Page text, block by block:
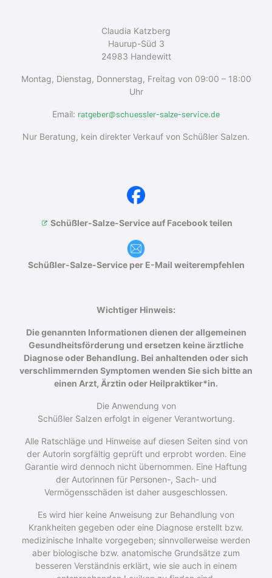
Claudia Katzberg
Haurup-Süd 3
24983 Handewitt
Montag, Dienstag, Donnerstag, Freitag von 09:00 – 18:00
Uhr
Email: ratgeber@schuessler-salze-service.de
Nur Beratung, kein direkter Verkauf von Schüßler Salzen.
Schüßler-Salze-Service auf Facebook teilen
Schüßler-Salze-Service per E-Mail weiterempfehlen
Wichtiger Hinweis:
Die genannten Informationen dienen der allgemeinen
Gesundheitsförderung und ersetzen keine ärztliche
Diagnose oder Behandlung. Bei anhaltenden oder sich
verschlimmernden Symptomen wenden Sie sich bitte an
einen Arzt, Ärztin oder Heilpraktiker*in.
Die Anwendung von
Schüßler Salzen erfolgt in eigener Verantwortung.
Alle Ratschläge und Hinweise auf diesen Seiten sind von
der Autorin sorgfältig geprüft und erprobt worden. Eine
Garantie wird dennoch nicht über­nommen. Eine Haftung
der Autorinnen für Personen-, Sach- und
Vermögensschäden ist daher ausgeschlossen.
Es wird hier keine Anweisung zur Behandlung von
Krankheiten gegeben oder eine Diagnose erstellt bzw.
medizinische Inhalte vorgegeben; sinnvollerweise werden
aber biologische bzw. anatomische Grundsätze zum
besseren Verständnis erklärt, wie sie auch in einem